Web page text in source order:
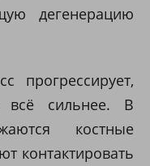
дегенерацию
прогрессирует,
всё сильнее. В
костные
контактировать